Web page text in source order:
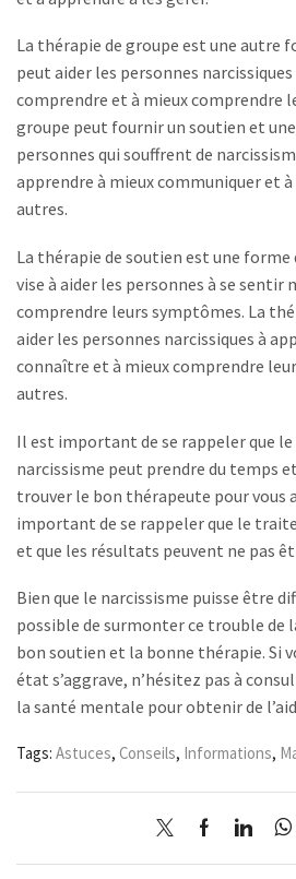
La thérapie de groupe est une autre
peut aider les personnes
comprendre et à mieux comprendre
groupe peut fournir un soutien et
personnes qui souffrent de
apprendre à mieux communiquer et
autres.
La thérapie de soutien est une forme
vise à aider les personnes à se sentir
comprendre leurs symptômes. La
aider les personnes narcissiques à
connaître et à mieux comprendre
autres.
Il est important de se rappeler que
narcissisme peut prendre du temps
trouver le bon thérapeute pour vous
important de se rappeler que le
et que les résultats peuvent ne pas
Bien que le narcissisme puisse être
possible de surmonter ce trouble de
bon soutien et la bonne thérapie. Si
état s’aggrave, n’hésitez pas à
la santé mentale pour obtenir de
Tags: Astuces, Conseils, Informations,